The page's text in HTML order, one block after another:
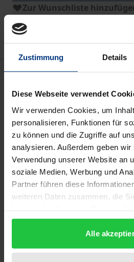
Zustimmung Details
Diese Webseite verwendet
Wir verwenden Cookies, um
personalisieren, Funktionen für
zu können und die Zugriffe auf
analysieren. Außerdem geben
Verwendung unserer Website an
soziale Medien, Werbung und
Partner führen diese
weiteren Daten zusammen, die
gesammelt haben.
Alle
Zur Wunschliste
Hinweise zu Versandkosten
Bibliografische Angaben
Auflage
1
ISBN
978-3-7890-1725-4
Untertitel
Eine rechtsvergleichende
Erscheinungsdatum